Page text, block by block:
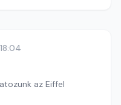
18:04
az Eiffel